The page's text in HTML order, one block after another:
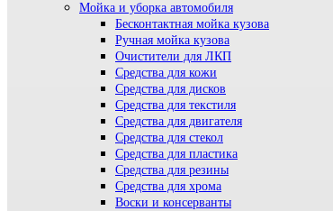
Мойка и уборка автомобиля
Бесконтактная мойка кузова
Ручная мойка кузова
Очистители для ЛКП
Средства для кожи
Средства для дисков
Средства для текстиля
Средства для двигателя
Средства для стекол
Средства для пластика
Средства для резины
Средства для хрома
Воски и консерванты